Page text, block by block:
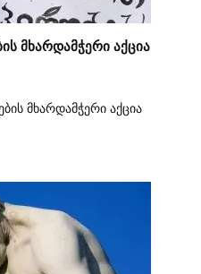
მხარდამჭერი აქცია
მხარდამჭერი აქცია